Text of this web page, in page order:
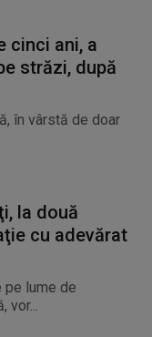
cinci ani, a
străzi, după
în vârstă de doar
la două
cu adevărat
pe lume de
vor...